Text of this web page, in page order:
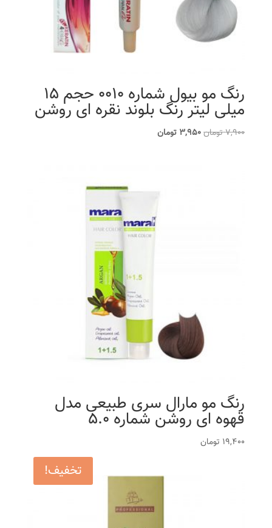
رنگ مو بیول شماره 0010 حجم 15
میلی لیتر رنگ بلوند نقره ای روشن
7,900تومانقیمت
3,950 تومانقیمت
رنگ مو مارال سری طبیعی مدل
قهوه ای روشن شماره 5.0
19,400 تومان
تخفیف!